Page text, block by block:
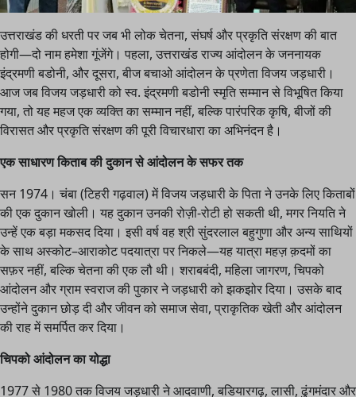
उत्तराखंड की धरती पर जब भी लोक चेतना, संघर्ष और प्रकृति संरक्षण की बात
होगी—दो नाम हमेशा गूंजेंगे। पहला, उत्तराखंड राज्य आंदोलन के जननायक
इंद्रमणी बडोनी, और दूसरा, बीज बचाओ आंदोलन के प्रणेता विजय जड़धारी।
आज जब विजय जड़धारी को स्व. इंद्रमणी बडोनी स्मृति सम्मान से विभूषित किया
गया, तो यह महज एक व्यक्ति का सम्मान नहीं, बल्कि पारंपरिक कृषि, बीजों की
विरासत और प्रकृति संरक्षण की पूरी विचारधारा का अभिनंदन है।
एक साधारण किताब की दुकान से आंदोलन के सफर तक
सन 1974। चंबा (टिहरी गढ़वाल) में विजय जड़धारी के पिता ने उनके लिए किताबों
की एक दुकान खोली। यह दुकान उनकी रोज़ी-रोटी हो सकती थी, मगर नियति ने
उन्हें एक बड़ा मकसद दिया। इसी वर्ष वह श्री सुंदरलाल बहुगुणा और अन्य साथियों
के साथ अस्कोट–आराकोट पदयात्रा पर निकले—यह यात्रा महज़ क़दमों का
सफ़र नहीं, बल्कि चेतना की एक लौ थी। शराबबंदी, महिला जागरण, चिपको
आंदोलन और ग्राम स्वराज की पुकार ने जड़धारी को झकझोर दिया। उसके बाद
उन्होंने दुकान छोड़ दी और जीवन को समाज सेवा, प्राकृतिक खेती और आंदोलन
की राह में समर्पित कर दिया।
चिपको आंदोलन का योद्धा
1977 से 1980 तक विजय जड़धारी ने आदवाणी, बडियारगढ़, लासी, ढुंगमंदार और